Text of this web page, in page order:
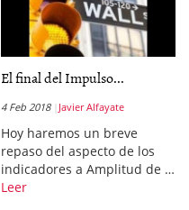
El final del Impulso...
4 Feb 2018 Javier Alfayate
Hoy haremos un breve
repaso del aspecto de los
indicadores a Amplitud de …
Leer